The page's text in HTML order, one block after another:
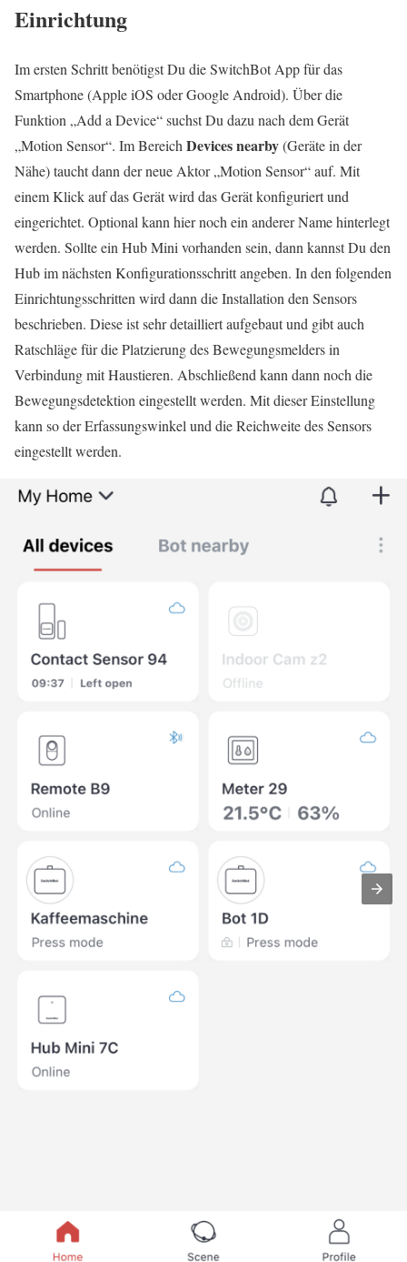
Einrichtung
Im ersten Schritt benötigst Du die SwitchBot App für das
Smartphone (Apple iOS oder Google Android). Über die
Funktion „Add a Device“ suchst Du dazu nach dem Gerät
„Motion Sensor“. Im Bereich Devices nearby(Geräte in der
Nähe) taucht dann der neue Aktor „Motion Sensor“ auf. Mit
einem Klick auf das Gerät wird das Gerät konfiguriert und
eingerichtet. Optional kann hier noch ein anderer Name hinterlegt
werden. Sollte ein Hub Mini vorhanden sein, dann kannst Du den
Hub im nächsten Konfigurationsschritt angeben. In den folgenden
Einrichtungsschritten wird dann die Installation den Sensors
beschrieben. Diese ist sehr detailliert aufgebaut und gibt auch
Ratschläge für die Platzierung des Bewegungsmelders in
Verbindung mit Haustieren. Abschließend kann dann noch die
Bewegungsdetektion eingestellt werden. Mit dieser Einstellung
kann so der Erfassungswinkel und die Reichweite des Sensors
eingestellt werden.